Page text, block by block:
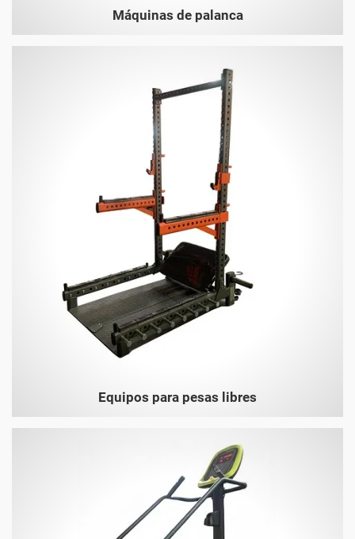
Máquinas de palanca
Equipos para pesas libres